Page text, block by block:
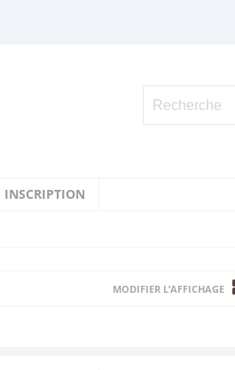
INSCRIPTION
MODIFIER L’AFFICHAGE